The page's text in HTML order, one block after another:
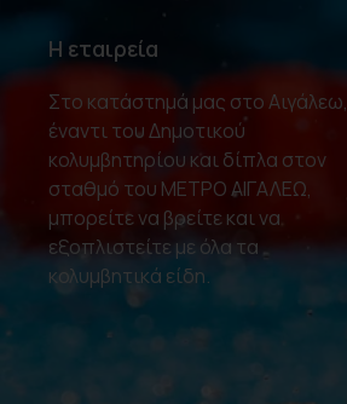
Η εταιρεία
Στο κατάστημά μας στο Αιγάλεω,
έναντι του Δημοτικού
κολυμβητηρίου και δίπλα στον
σταθμό του ΜΕΤΡΟ ΑΙΓΑΛΕΩ,
μπορείτε να βρείτε και να
εξοπλιστείτε με όλα τα
κολυμβητικά είδη.